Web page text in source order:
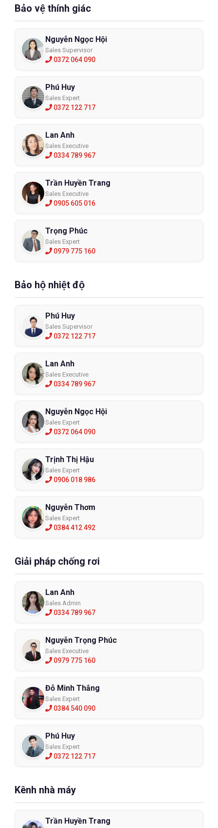
Bảo vệ thính giác
Nguyễn Ngọc Hội
Sales Supervisor
0372 064 090
Phú Huy
Sales Expert
0372 122 717
Lan Anh
Sales Executive
0334 789 967
Trần Huyền Trang
Sales Executive
0905 605 016
Trọng Phúc
Sales Expert
0979 775 160
Bảo hộ nhiệt độ
Phú Huy
Sales Supervisor
0372 122 717
Lan Anh
Sales Executive
0334 789 967
Nguyễn Ngọc Hội
Sales Expert
0372 064 090
Trịnh Thị Hậu
Sales Expert
0906 018 986
Nguyễn Thơm
Sales Expert
0384 412 492
Giải pháp chống rơi
Lan Anh
Sales Admin
0334 789 967
Nguyễn Trọng Phúc
Sales Executive
0979 775 160
Đỗ Minh Thắng
Sales Expert
0384 540 090
Phú Huy
Sales Expert
0372 122 717
Kênh nhà máy
Trần Huyền Trang